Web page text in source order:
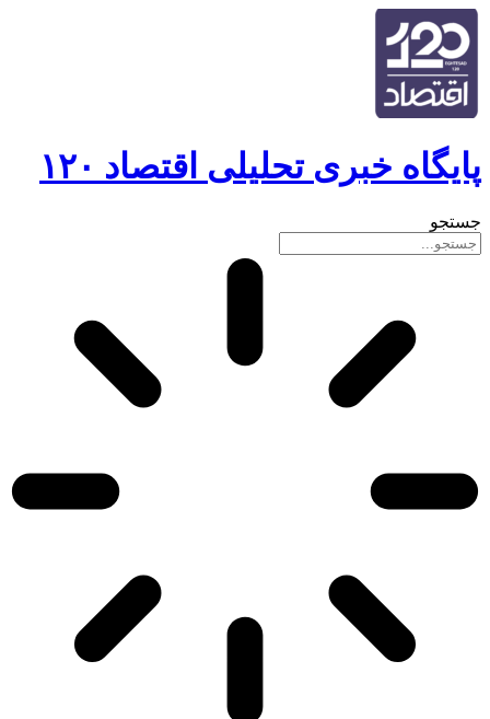
خبری تحلیلی اقتصاد ۱۲۰